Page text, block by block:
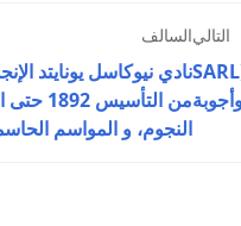
التالي
الشركة ذات المسؤولية المحدودة بمشغل واحد (SARL
السالف
نادي نيوكاسل يونايتد
من
النجوم، و المواسم